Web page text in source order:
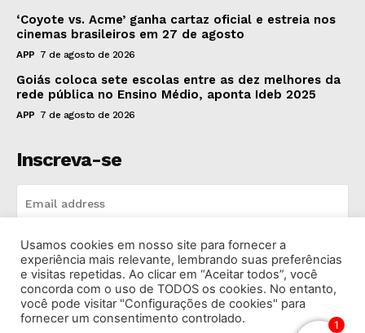
‘Coyote vs. Acme’ ganha cartaz oficial e estreia nos
cinemas brasileiros em 27 de agosto
APP 7 de agosto de 2026
Goiás coloca sete escolas entre as dez melhores da
rede pública no Ensino Médio, aponta Ideb 2025
APP 7 de agosto de 2026
Inscreva-se
INSCREVA-SE
I've read and accept the Privacy Policy.
1
Usamos cookies em nosso site para fornecer a
experiência mais relevante, lembrando suas preferências
e visitas repetidas. Ao clicar em “Aceitar todos”, você
concorda com o uso de TODOS os cookies. No entanto,
você pode visitar "Configurações de cookies" para
fornecer um consentimento controlado.